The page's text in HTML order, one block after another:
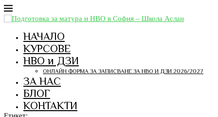
НАЧАЛО
КУРСОВЕ
НВО и ДЗИ
ОНЛАЙН ФОРМА ЗА ЗАПИСВАНЕ ЗА НВО И ДЗИ 2026/2027
ЗА НАС
БЛОГ
КОНТАКТИ